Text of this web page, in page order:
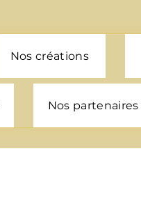
Nos créations
Nos partenaires